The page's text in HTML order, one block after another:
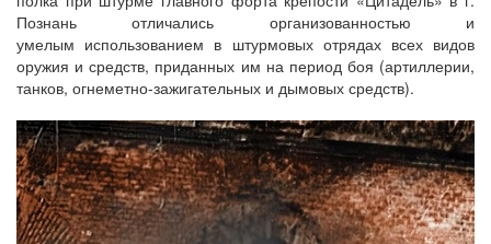
Познань отличались организованностью и
умелым использованием в штурмовых отрядах всех видов
оружия и средств, приданных им на период боя (артиллерии,
танков, огнеметно-зажигательных и дымовых средств).